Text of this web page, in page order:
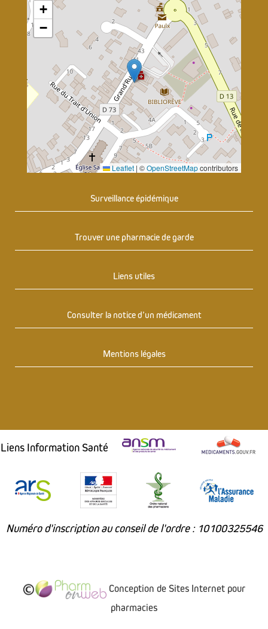
+
−
Leaflet | ©OpenStreetMapcontributors
Surveillance épidémique
Trouver une pharmacie de garde
Liens utiles
Consulter la notice d’un médicament
Mentions légales
Liens Information Santé
Numéro d'inscription au conseil de l'ordre : 10100325546
Conception de Sites Internet pour
pharmacies